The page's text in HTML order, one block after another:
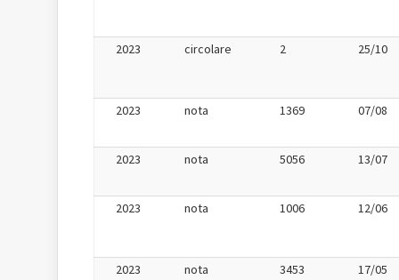
2023 circolare 2 25/10
2023 nota 1369 07/08
2023 nota 5056 13/07
2023 nota 1006 12/06
2023 nota 3453 17/05